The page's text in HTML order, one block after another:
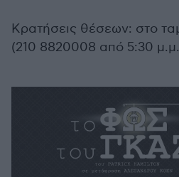
Κρατήσεις θέσεων: στο
(210 8820008 από 5:30